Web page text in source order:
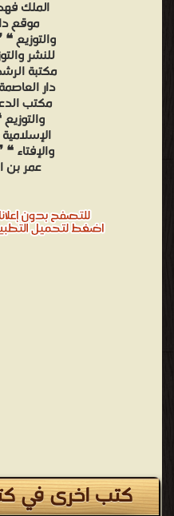
الملك
موقع
والتوزيع
للنشر
مكتبة
دار
مكتب
والإفتاء
عمر بن
كتب اخرى في